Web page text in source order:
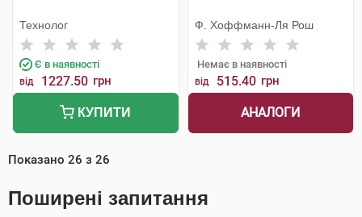
Технолог
Є в наявності
від 1227.50 грн
КУПИТИ
Ф. Хоффманн-Ля Рош
Немає в наявності
від 515.40 грн
АНАЛОГИ
Показано 26 з 26
Поширені запитання